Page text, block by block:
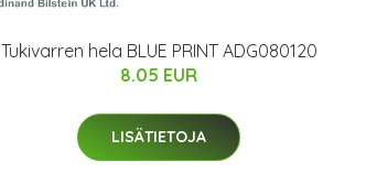
Tukivarren hela BLUE PRINT ADG080120
8.05 EUR
LISÄTIETOJA